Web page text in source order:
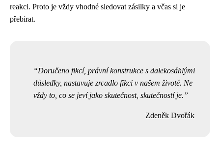
reakci. Proto je vždy vhodné sledovat zásilky a včas si je
přebírat.
Doručeno fikcí, právní konstrukce s dalekosáhlými
důsledky, nastavuje zrcadlo fikci v našem životě. Ne
vždy to, co se jeví jako skutečnost, skutečností je.
Zdeněk Dvořák